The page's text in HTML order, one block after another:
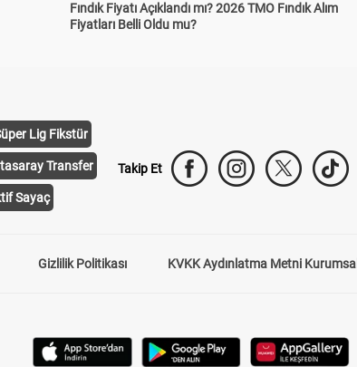
Fındık Fiyatı Açıklandı mı? 2026 TMO Fındık Alım
Fiyatları Belli Oldu mu?
Lig Fikstür
Transfer
Sayaç
Takip Et
Gizlilik Politikası KVKK Aydınlatma Metni Kurumsal